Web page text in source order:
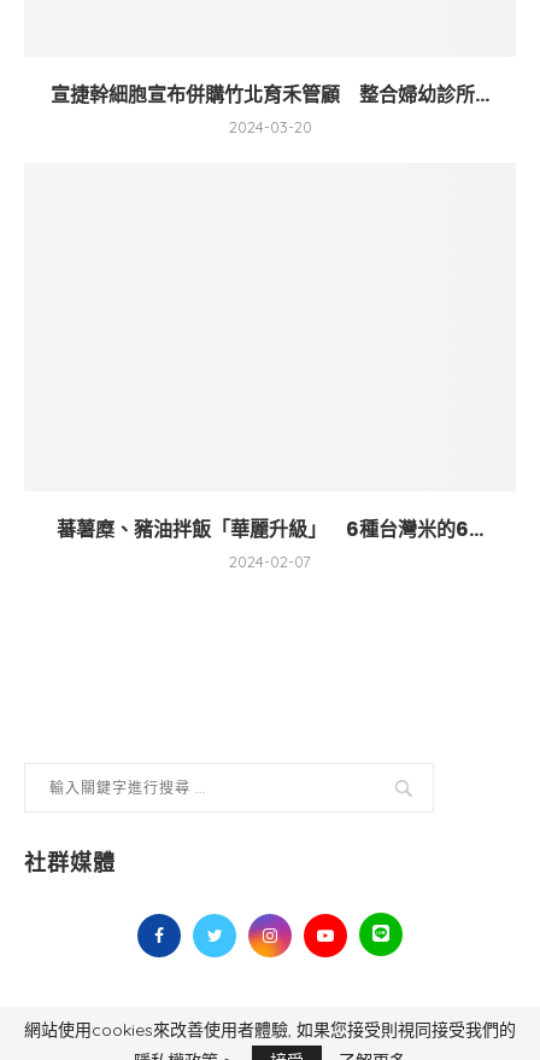
宣捷幹細胞宣布併購竹北育禾管顧 整合婦幼診所...
2024-03-20
蕃薯糜、豬油拌飯「華麗升級」 6種台灣米的6...
2024-02-07
社群媒體
網站使用cookies來改善使用者體驗, 如果您接受則視同接受我們的